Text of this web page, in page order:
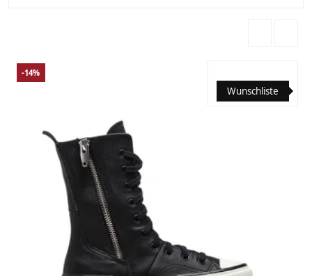
Wunschliste
-14%